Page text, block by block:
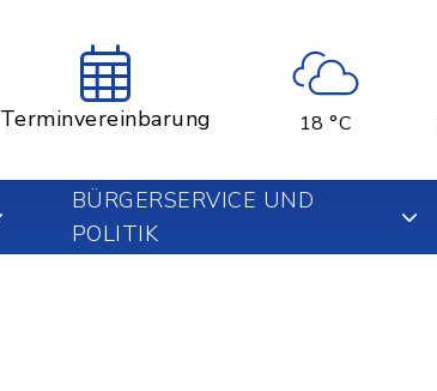
Terminvereinbarung 18 °C
BÜRGERSERVICE UND
POLITIK